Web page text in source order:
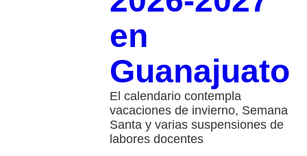
en
Guanajuato
El calendario contempla
vacaciones de invierno, Semana
Santa y varias suspensiones de
labores docentes